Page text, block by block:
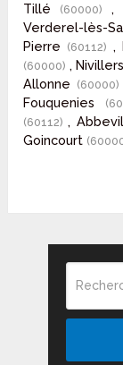
Tillé (60000) ,
Verderel-lès-
Pierre (60112) ,
(60000) , Nivillers
Allonne (60000)
Fouquenies
(60112),
Goincourt